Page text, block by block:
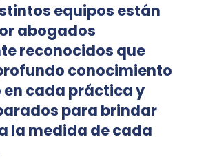
equipos están
abogados
reconocidos que
conocimiento
en cada práctica y
para brindar
la medida de cada